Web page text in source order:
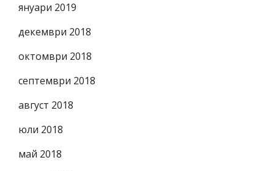
януари 2019
декември 2018
октомври 2018
септември 2018
август 2018
юли 2018
май 2018